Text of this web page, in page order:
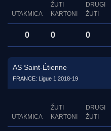
UTAKMICA
ŽUTI
KARTONI
DRUGI
ŽUTI
0 0 0
AS Saint-Étienne
FRANCE: Ligue 1 2018-19
UTAKMICA
ŽUTI
KARTONI
DRUGI
ŽUTI